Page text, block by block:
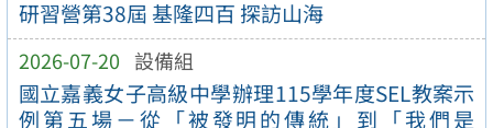
研習營第38屆 基隆四百 探訪山海
2026-07-20 設備組
國立嘉義女子高級中學辦理115學年度SEL教案示
例第五場－從「被發明的傳統」到「我們是